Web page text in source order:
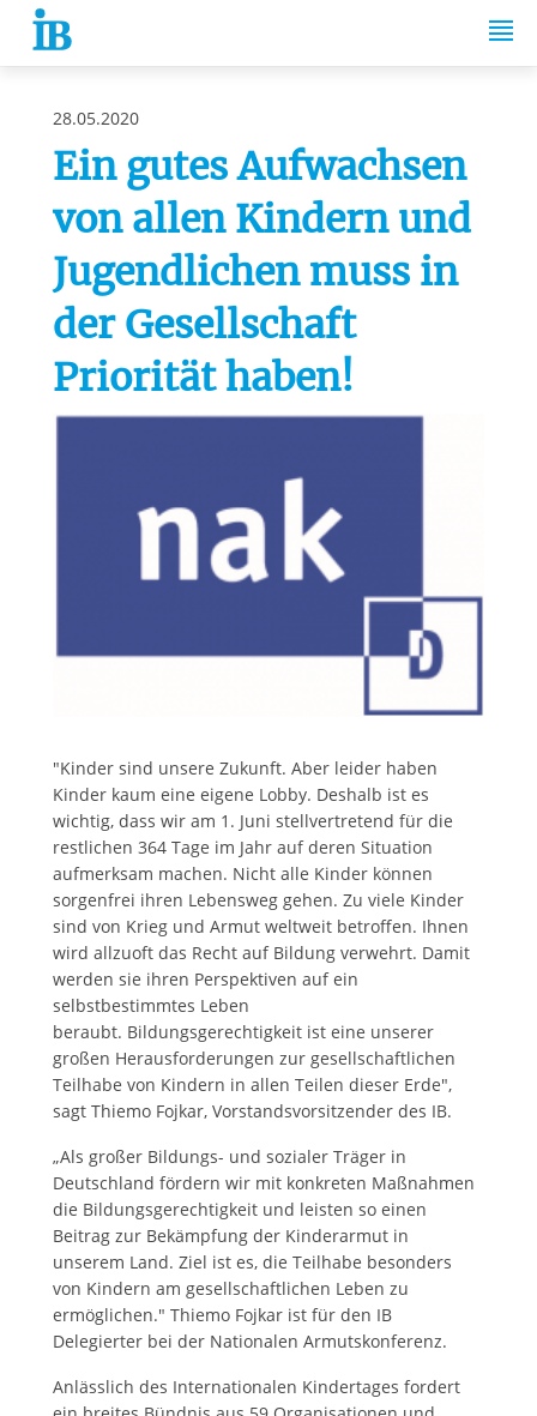
Springe zum Inhalt
28.05.2020
Ein gutes Aufwachsen
von allen Kindern und
Jugendlichen muss in
der Gesellschaft
Priorität haben!
"Kinder sind unsere Zukunft. Aber leider haben
Kinder kaum eine eigene Lobby. Deshalb ist es
wichtig, dass wir am 1. Juni stellvertretend für die
restlichen 364 Tage im Jahr auf deren Situation
aufmerksam machen. Nicht alle Kinder können
sorgenfrei ihren Lebensweg gehen. Zu viele Kinder
sind von Krieg und Armut weltweit betroffen. Ihnen
wird allzuoft das Recht auf Bildung verwehrt. Damit
werden sie ihren Perspektiven auf ein
selbstbestimmtes Leben
beraubt. Bildungsgerechtigkeit ist eine unserer
großen Herausforderungen zur gesellschaftlichen
Teilhabe von Kindern in allen Teilen dieser Erde",
sagt Thiemo Fojkar, Vorstandsvorsitzender des IB.
„Als großer Bildungs- und sozialer Träger in
Deutschland fördern wir mit konkreten Maßnahmen
die Bildungsgerechtigkeit und leisten so einen
Beitrag zur Bekämpfung der Kinderarmut in
unserem Land. Ziel ist es, die Teilhabe besonders
von Kindern am gesellschaftlichen Leben zu
ermöglichen." Thiemo Fojkar ist für den IB
Delegierter bei der Nationalen Armutskonferenz.
Anlässlich des Internationalen Kindertages fordert